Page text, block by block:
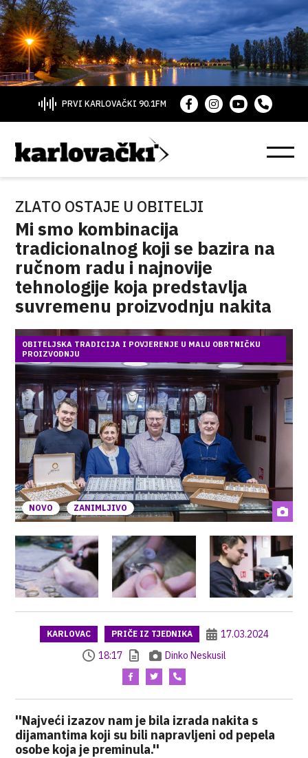
PRVI KARLOVAČKI 90.1FM
ZLATO OSTAJE U OBITELJI
Mi smo kombinacija
tradicionalnog koji se bazira na
ručnom radu i najnovije
tehnologije koja predstavlja
suvremenu proizvodnju nakita
NOVO ZANIMLJIVO
OBITELJSKA TRADICIJA I POVJERENJE U MALU OBRTNIČKU
PROIZVODNJU
KARLOVAC PRIČE IZ TJEDNIKA
17.03.2024
18:17
Dinko Neskusil
''Najveći izazov nam je bila izrada nakita s
dijamantima koji su bili napravljeni od pepela
osobe koja je preminula.''